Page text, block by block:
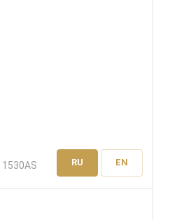
1530AS RU EN